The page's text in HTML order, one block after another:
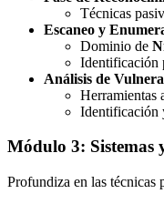
Técnicas
Escaneo y
Dominio de
Identificación
Análisis de
Herramientas
Identificación
Módulo 3: Sistemas
Profundiza en las técnicas